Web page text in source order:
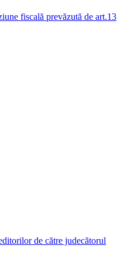
fiscală prevăzută de art.13
de către judecătorul